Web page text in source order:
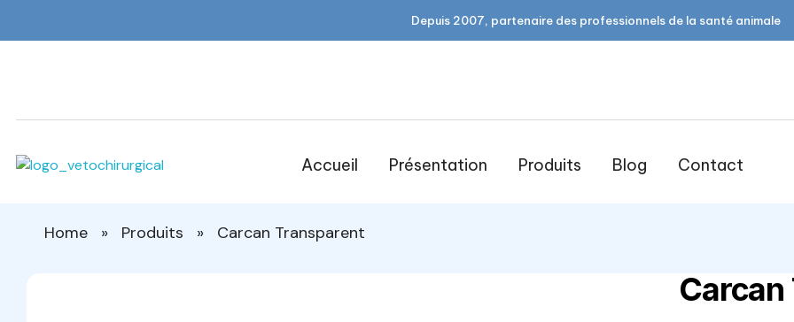
Depuis 2007, partenaire des professionnels de la santé animale
Accueil Présentation Produits Blog Contact
Home » Produits » Carcan Transparent